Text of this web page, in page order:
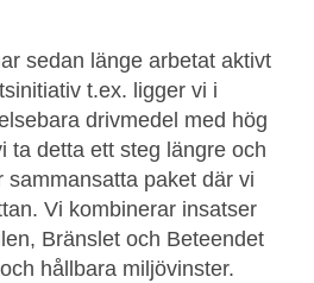
sedan länge arbetat aktivt
t.ex. ligger vi i
drivmedel med hög
ta detta ett steg längre och
sammansatta paket där vi
Vi kombinerar insatser
Bränslet och Beteendet
hållbara miljövinster.